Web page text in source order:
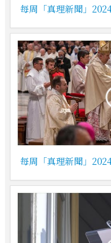
每周「真理新聞」
每周「真理新聞」